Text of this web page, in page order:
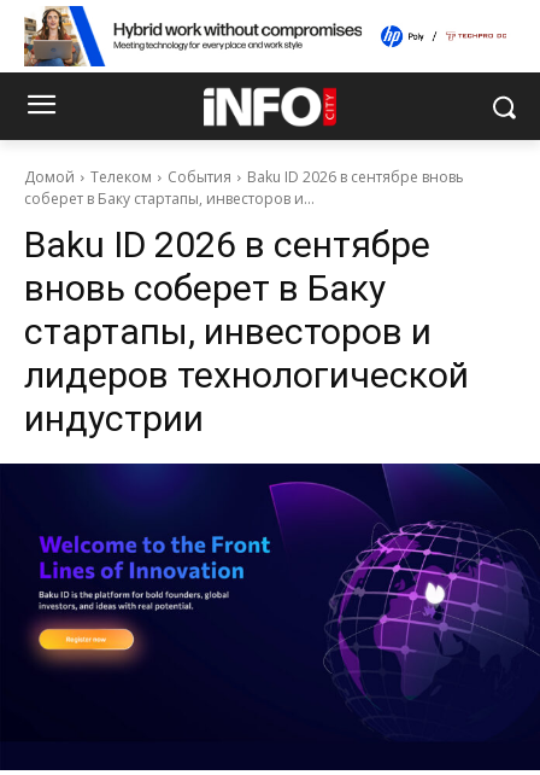
Домой Телеком События
Baku ID 2026 в сентябре вновь
соберет в Баку стартапы, инвесторов и...
Baku ID 2026 в сентябре
вновь соберет в Баку
стартапы, инвесторов и
лидеров технологической
индустрии